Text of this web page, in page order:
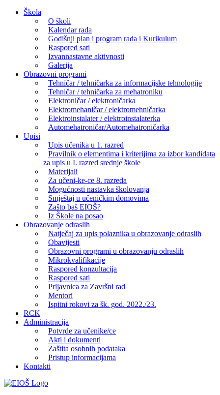
Skip
Škola
O školi
Kalendar rada
Godišnji plan i program rada i Kurikulum
Raspored sati
Izvannastavne aktivnosti
Galerija
Obrazovni programi
Tehničar / tehničarka za informacijske tehnologije
Tehničar / tehničarka za mehatroniku
Elektroničar / elektroničarka
Elektromehaničar / elektromehničarka
Elektroinstalater / elektroinstalaterka
Automehatroničar/Automehatroničarka
Upisi
Upis učenika u 1. razred
Pravilnik o elementima i kriterijima za izbor kandidata
za upis u I. razred srednje škole
Materijali
Za učeni-ke-ce 8. razreda
Mogućnosti nastavka školovanja
Smještaj u učeničkim domovima
Zašto baš EIOŠ?
Iz Škole na posao
Obrazovanje odraslih
Natječaj za upis polaznika u obrazovanje odraslih
Obavijesti
Obrazovni programi u obrazovanju odraslih
Mikrokvalifikacije
Raspored konzultacija
Raspored sati
Prijavnica za Završni rad
Mentori
Ispitni rokovi za šk. god. 2022./23.
RCK
Administracija
Potvrde za učenike/ce
Akti i dokumenti
Zaštita osobnih podataka
Pristup informacijama
Kontakti
Facebook
YouTube
X
Pinterest